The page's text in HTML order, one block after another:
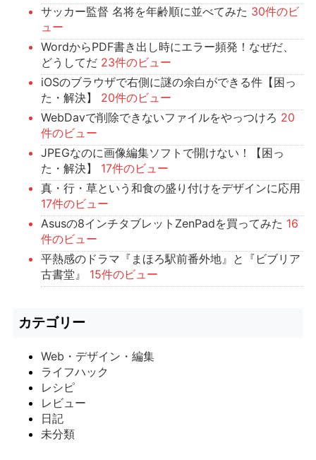
サッカー監督 名将を年齢順に並べてみた 30件のビ
ュー
WordからPDF書き出し時にエラー頻発！なぜだ、
どうしてだ 23件のビュー
iOSのブラウザで右側に謎の余白ができる件【困っ
た・解決】
20件のビュー
WebDavで削除できないファイルをやっつけろ 20
件のビュー
JPEGなのに画像編集ソフトで開けない！【困っ
た・解決】
17件のビュー
真・行・草という和食の盛り付けをデザインに応用
17件のビュー
Asusの8インチタブレットZenPadを買ってみた 16
件のビュー
平熱感のドラマ『まほろ駅前番外地』と『ビブリア
古書堂』
15件のビュー
カテゴリー
Web・デザイン・編集
ライフハック
レシピ
レビュー
日記
未分類